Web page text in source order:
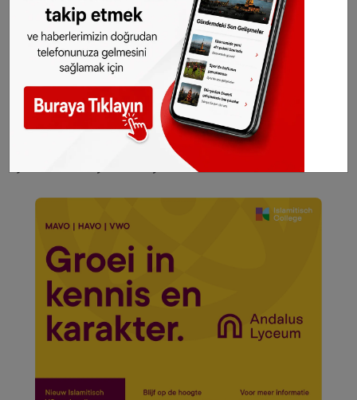
Hollanda ve diğer Avrupa ülkeleri gündeminden
seçtiğimiz haberler her gün telefonunuza
gelsin!Abone olmak için tıklayın
Sitemizde yayımlanan haberlerin her türlü
hakkıSONHABER.eu ’ya aittir. Haberin linki
kaynak olarak gösterilmeden alınan haberler
için hukuki işlem başlatılacaktır.